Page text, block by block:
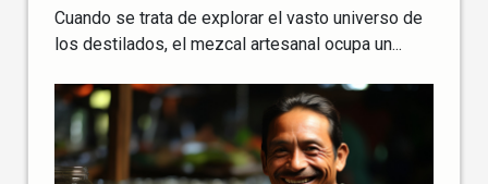
Cuando se trata de explorar el vasto universo de
los destilados, el mezcal artesanal ocupa un...